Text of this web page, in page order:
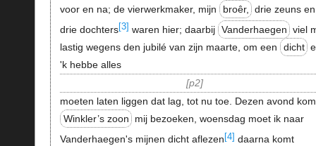
voor en na; de vierwerkmaker, mijn
broêr,
drie zeuns en
drie dochters[3] waren hier; daarbij Vanderhaegen viel
lastig wegens den jubilé van zijn maarte, om een
dicht
'k hebbe alles
p2
moeten laten liggen dat lag, tot nu toe. Dezen avond
Winkler’s zoon
mij bezoeken, woensdag moet ik naar
Vanderhaegen's mijnen dicht aflezen [4] daarna komt